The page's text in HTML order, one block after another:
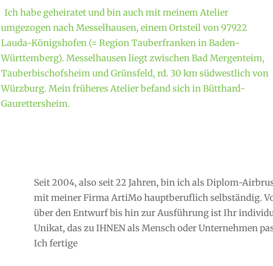
Ich habe geheiratet und bin auch mit meinem Atelier
umgezogen nach Messelhausen, einem Ortsteil von 97922
Lauda-Königshofen (= Region Tauberfranken in Baden-
Württemberg). Messelhausen liegt zwischen Bad Mergenteim,
Tauberbischofsheim und Grünsfeld, rd. 30 km südwestlich von
Würzburg. Mein früheres Atelier befand sich in Bütthard-
Gaurettersheim.
Seit 2004, also seit 22 Jahren, bin ich als Diplom-
mit meiner Firma ArtiMo hauptberuflich selbständig.
über den Entwurf bis hin zur Ausführung ist Ihr
Unikat, das zu IHNEN als Mensch oder Unternehmen
Ich fertige